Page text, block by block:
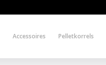
Accessoires Pelletkorrels